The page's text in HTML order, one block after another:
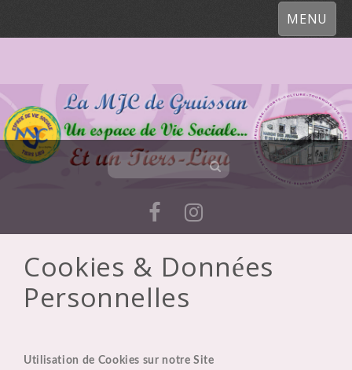
MENU
Skip
content
Cookies & Données
Personnelles
Utilisation de Cookies sur notre Site